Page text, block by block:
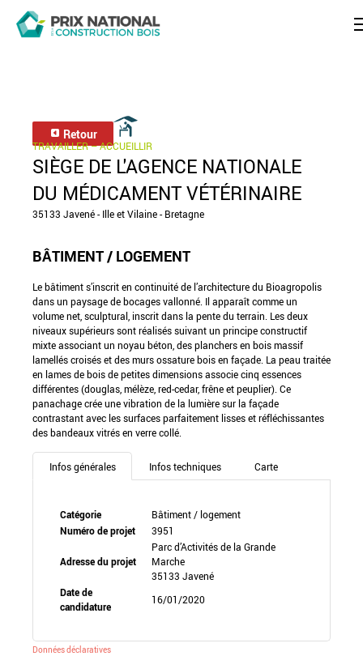
Retour
TRAVAILLER – ACCUEILLIR
SIÈGE DE L'AGENCE NATIONALE
DU MÉDICAMENT VÉTÉRINAIRE
35133 Javené - Ille et Vilaine - Bretagne
BÂTIMENT / LOGEMENT
Le bâtiment s’inscrit en continuité de l’architecture du Bioagropolis
dans un paysage de bocages vallonné. Il apparaît comme un
volume net, sculptural, inscrit dans la pente du terrain. Les deux
niveaux supérieurs sont réalisés suivant un principe constructif
mixte associant un noyau béton, des planchers en bois massif
lamellés croisés et des murs ossature bois en façade. La peau traitée
en lames de bois de petites dimensions associe cinq essences
différentes (douglas, mélèze, red-cedar, frêne et peuplier). Ce
panachage crée une vibration de la lumière sur la façade
contrastant avec les surfaces parfaitement lisses et réfléchissantes
des bandeaux vitrés en verre collé.
Infos générales Infos techniques Carte
Catégorie
Bâtiment / logement
Numéro de projet
3951
Adresse du projet
Parc d’Activités de la Grande
Marche
35133 Javené
Date de
candidature
16/01/2020
Données déclaratives